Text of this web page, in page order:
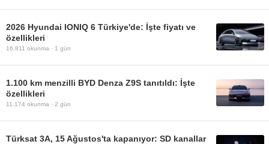
2026 Hyundai IONIQ 6 Türkiye'de: İşte fiyatı ve
özellikleri
16.811 okunma · 1 gün
1.100 km menzilli BYD Denza Z9S tanıtıldı: İşte
özellikleri
11.174 okunma · 2 gün
Türksat 3A, 15 Ağustos'ta kapanıyor: SD kanallar